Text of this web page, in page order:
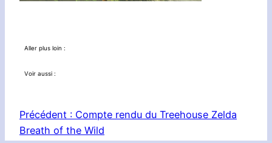
Aller plus loin :
Voir aussi :
Précédent : Compte rendu du Treehouse Zelda
Breath of the Wild